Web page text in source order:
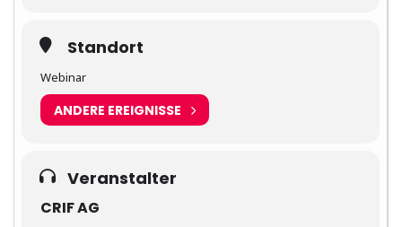
Standort
Webinar
ANDERE EREIGNISSE
Veranstalter
CRIF AG